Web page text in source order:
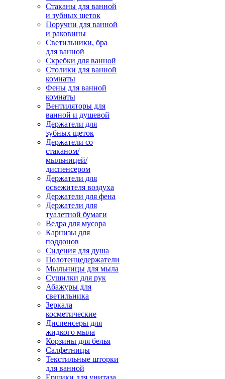
Стаканы для ванной
и зубных щеток
Поручни для ванной
и раковины
Светильники, бра
для ванной
Скребки для ванной
Столики для ванной
комнаты
Фены для ванной
комнаты
Вентиляторы для
ванной и душевой
Держатели для
зубных щеток
Держатели со
стаканом/
мыльницей/
диспенсером
Держатели для
освежителя воздуха
Держатели для фена
Держатели для
туалетной бумаги
Ведра для мусора
Карнизы для
поддонов
Сидения для душа
Полотенцедержатели
Мыльницы для мыла
Сушилки для рук
Абажуры для
светильника
Зеркала
косметические
Диспенсеры для
жидкого мыла
Корзины для белья
Салфетницы
Текстильные шторки
для ванной
Ершики для унитаза